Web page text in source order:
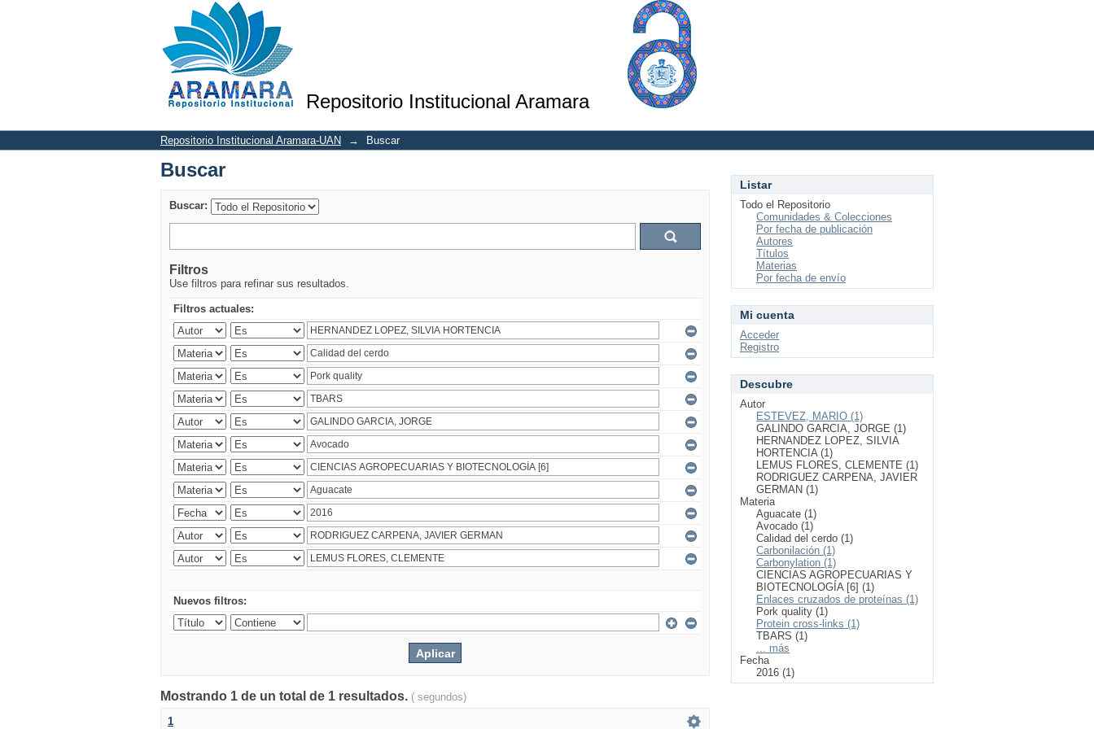
Repositorio Institucional Aramara
Buscar
Repositorio Institucional Aramara-UAN → Buscar
Buscar
Buscar:
Filtros
Use filtros para refinar sus resultados.
Filtros actuales:
Nuevos filtros:
Mostrando 1 de un total de 1 resultados. ( segundos)
1
Listar
Todo el Repositorio
Comunidades & Colecciones
Por fecha de publicación
Autores
Títulos
Materias
Por fecha de envío
Mi cuenta
Acceder
Registro
Descubre
Autor
ESTEVEZ, MARIO (1)
GALINDO GARCIA, JORGE (1)
HERNANDEZ LOPEZ, SILVIA
HORTENCIA (1)
LEMUS FLORES, CLEMENTE (1)
RODRIGUEZ CARPENA, JAVIER
GERMAN (1)
Materia
Aguacate (1)
Avocado (1)
Calidad del cerdo (1)
Carbonilación (1)
Carbonylation (1)
CIENCIAS AGROPECUARIAS Y
BIOTECNOLOGÍA [6] (1)
Enlaces cruzados de proteínas (1)
Pork quality (1)
Protein cross-links (1)
TBARS (1)
... más
Fecha
2016 (1)